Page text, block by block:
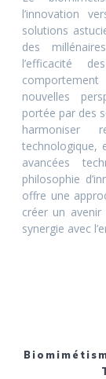
l’innovation
solutions
des
l’efficacité
nouvelles
portée par des
harmoniser
technologique,
avancées
philosophie
offre une
créer un avenir
synergie avec